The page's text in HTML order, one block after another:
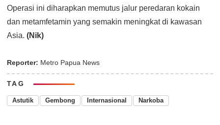
Operasi ini diharapkan memutus jalur peredaran kokain
dan metamfetamin yang semakin meningkat di kawasan
Asia. (Nik)
Reporter: Metro Papua News
TAG
Astutik Gembong Internasional Narkoba